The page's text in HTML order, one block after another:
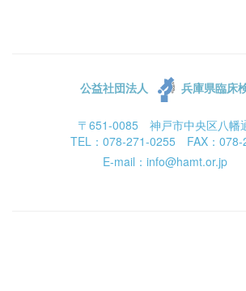
公益社団法人 兵庫県臨床
〒651-0085 神戸市中央区八幡
TEL：078-271-0255 FAX：078-
E-mail：info@hamt.or.jp